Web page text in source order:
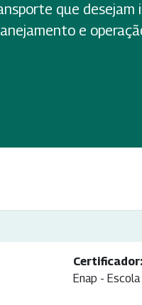
que
e
Certificador:
Enap -